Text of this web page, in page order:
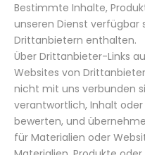
Bestimmte Inhalte,
unseren Dienst verfügbar
Drittanbietern enthalten.
Über Drittanbieter-Links
Websites von
nicht mit uns verbunden
verantwortlich, Inhalt
bewerten, und
für Materialien oder